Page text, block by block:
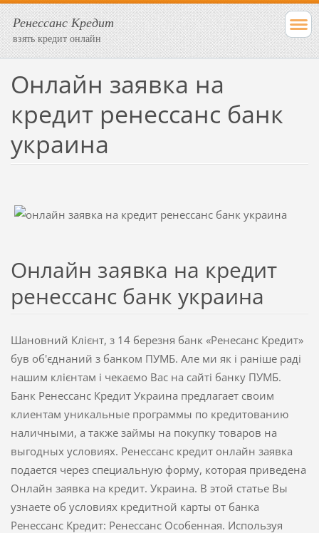
Ренессанс Кредит
взять кредит онлайн
Онлайн заявка на
кредит ренессанс банк
украина
Онлайн заявка на кредит
ренессанс банк украина
Шановний Клієнт, з 14 березня банк «Ренесанс Кредит»
був об'єднаний з банком ПУМБ. Але ми як і раніше раді
нашим клієнтам і чекаємо Вас на сайті банку ПУМБ.
Банк Ренессанс Кредит Украина предлагает своим
клиентам уникальные программы по кредитованию
наличными, а также займы на покупку товаров на
выгодных условиях. Ренессанс кредит онлайн заявка
подается через специальную форму, которая приведена
Онлайн заявка на кредит. Украина. В этой статье Вы
узнаете об условиях кредитной карты от банка
Ренессанс Кредит: Ренессанс Особенная. Используя